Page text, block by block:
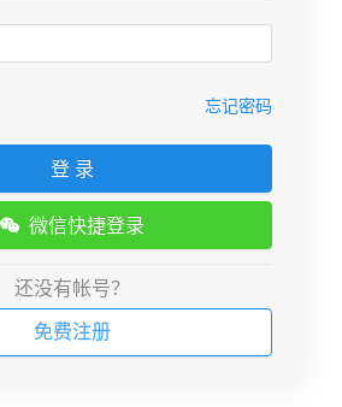
忘记密码
登 录
微信快捷登录
还没有帐号？
免费注册